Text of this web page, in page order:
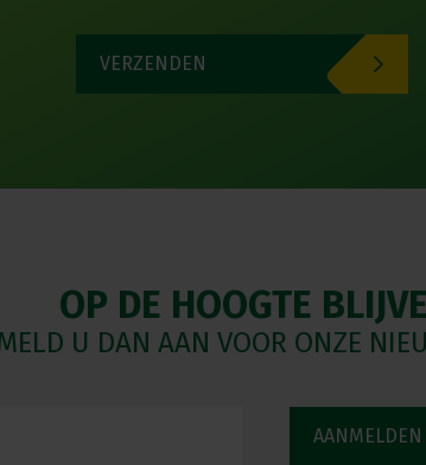
VERZENDEN
OP DE HOOGTE
U DAN AAN VOOR ONZE